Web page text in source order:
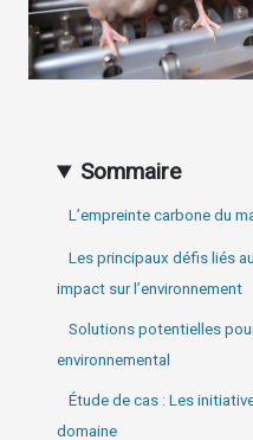
Sommaire
L’empreinte carbone du
Les principaux défis liés
impact sur l’environnement
Solutions potentielles
environnemental
Étude de cas : Les
domaine